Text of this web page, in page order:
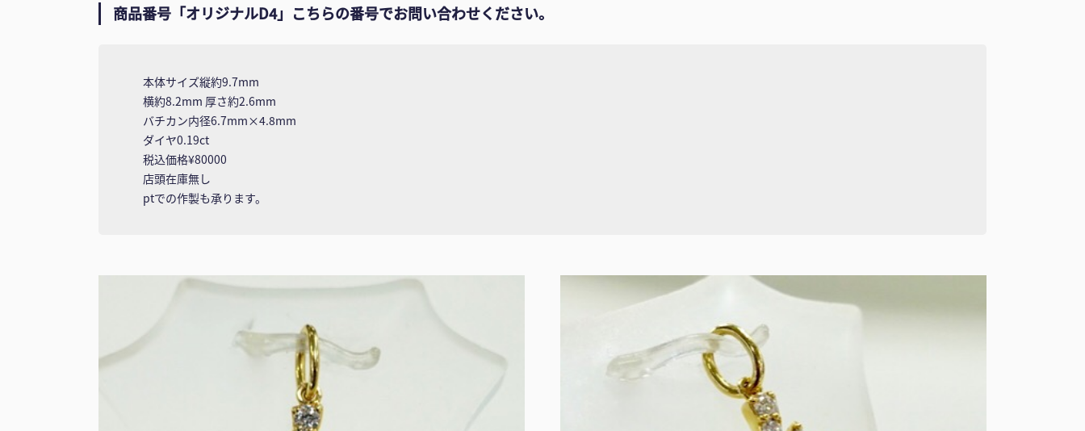
商品番号「オリジナルD4」こちらの番号でお問い合わせください。
本体サイズ縦約9.7mm
横約8.2mm 厚さ約2.6mm
バチカン内径6.7mm×4.8mm
ダイヤ0.19ct
税込価格¥80000
店頭在庫無し
ptでの作製も承ります。